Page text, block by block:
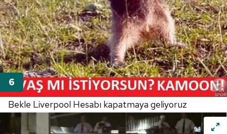
Bekle Liverpool Hesabı kapatmaya geliyoruz